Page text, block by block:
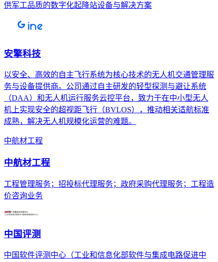
供军工品质的数字化起降站设备与解决方案
安擎科技
以安全、高效的自主飞行系统为核心技术的无人机交通管理服
务与设备提供商。公司通过自主研发的轻型探测与避让系统
（DAA）和无人机运行服务云控平台，致力于在中小型无人
机上实现安全的超视距飞行（BVLOS），推动相关适航标准
成熟，解决无人机规模化运营的难题。
中航材工程
中航材工程
工程管理服务；招投标代理服务；政府采购代理服务；工程造
价咨询业务
中国评测
中国软件评测中心（工业和信息化部软件与集成电路促进中